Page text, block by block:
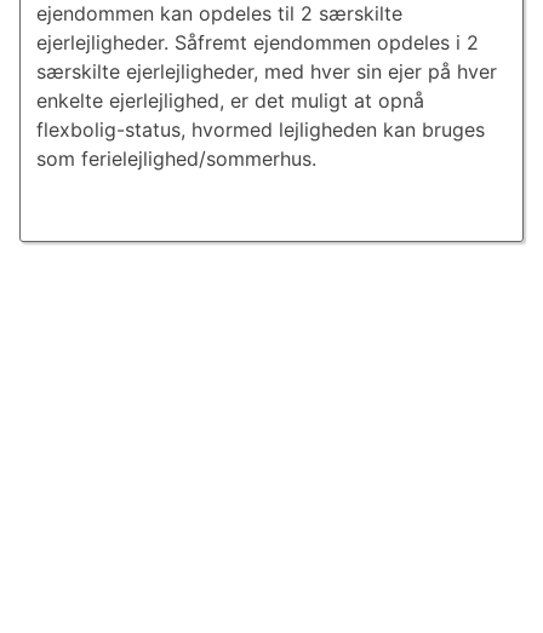
ejendommen kan opdeles til 2 særskilte
ejerlejligheder. Såfremt ejendommen opdeles i 2
særskilte ejerlejligheder, med hver sin ejer på hver
enkelte ejerlejlighed, er det muligt at opnå
flexbolig-status, hvormed lejligheden kan bruges
som ferielejlighed/sommerhus.